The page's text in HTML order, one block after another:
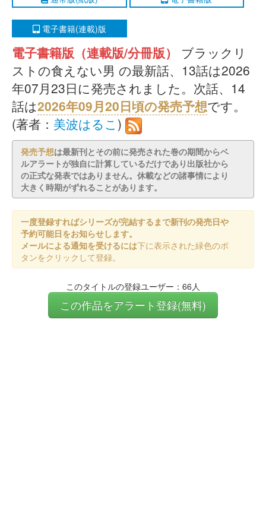
電子書籍(連載)版
電子書籍版（連載版/分冊版）
ブラックリ
ストの食えない男 の最新話、13話は2026
年07月23日に発売されました。次話、14
話は2026年09月20日頃の発売予想です。
(著者： 美波はるこ )
発売予想は最新刊とその前に発売された巻の期間からベ
ルアラートが独自に計算しているだけであり出版社から
の正式な発表ではありません。休載などの諸事情により
大きく時期がずれることがあります。
一度登録すればシリーズが完結するまで新刊の発売日や
予約可能日をお知らせします。
メールによる通知を受けるには下に表示された緑色のボ
タンをクリックして登録。
このタイトルの登録ユーザー：66人
この作品をアラート登録(無料)